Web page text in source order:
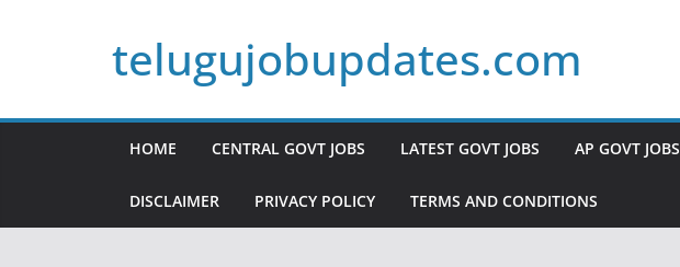
telugujobupdates.com
HOME CENTRAL GOVT JOBS LATEST GOVT JOBS AP GOVT JOBS
DISCLAIMER PRIVACY POLICY TERMS AND CONDITIONS